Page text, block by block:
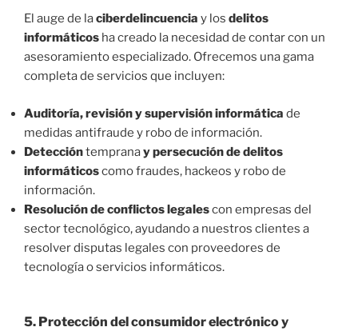
El auge de laciberdelincuencia y los delitos
informáticos ha creado la necesidad de contar con un
asesoramiento especializado. Ofrecemos una gama
completa de servicios que incluyen:
Auditoría, revisión y supervisióninformática de
medidas antifraude y robo de información.
Deteccióntempranay persecución de delitos
informáticoscomo fraudes, hackeos y robo de
información.
Resolución de conflictos legalescon empresas del
sector tecnológico, ayudando a nuestros clientes a
resolver disputas legales con proveedores de
tecnología o servicios informáticos.
5. Protección del consumidor electrónico y